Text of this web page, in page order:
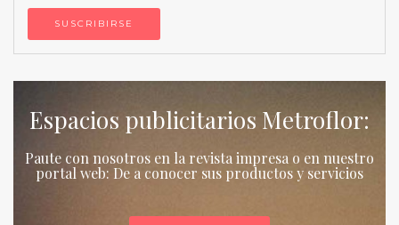
Espacios publicitarios Metroflor:
Paute con nosotros en la revista impresa o en nuestro
portal web: De a conocer sus productos y servicios